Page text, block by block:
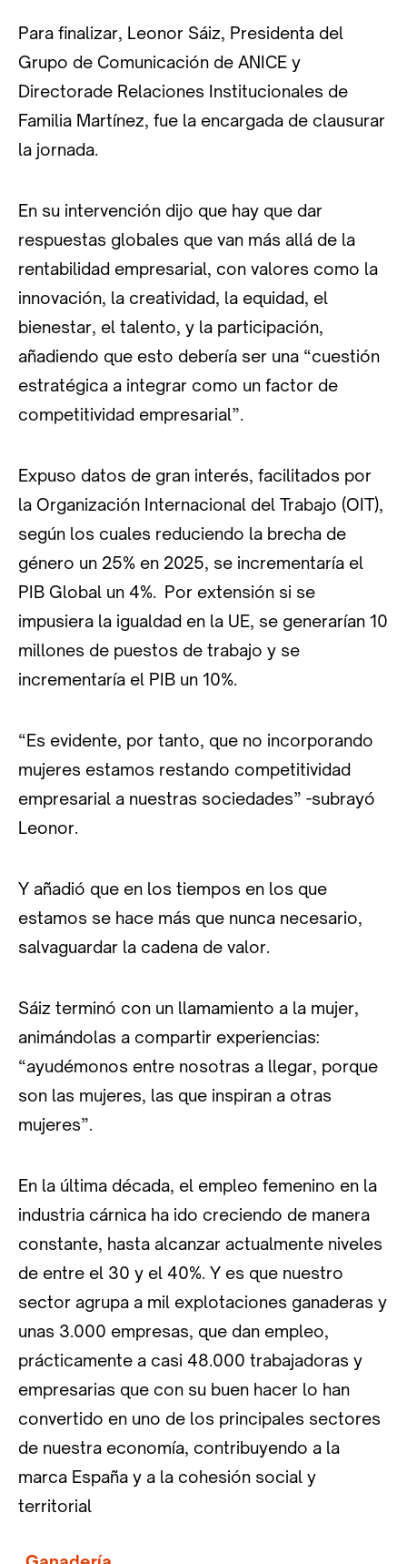
Para finalizar, Leonor Sáiz, Presidenta del
Grupo de Comunicación de ANICE y
Directorade Relaciones Institucionales de
Familia Martínez, fue la encargada de clausurar
la jornada.
En su intervención dijo que hay que dar
respuestas globales que van más allá de la
rentabilidad empresarial, con valores como la
innovación, la creatividad, la equidad, el
bienestar, el talento, y la participación,
añadiendo que esto debería ser una “cuestión
estratégica a integrar como un factor de
competitividad empresarial”.
Expuso datos de gran interés, facilitados por
la Organización Internacional del Trabajo (OIT),
según los cuales reduciendo la brecha de
género un 25% en 2025, se incrementaría el
PIB Global un 4%. Por extensión si se
impusiera la igualdad en la UE, se generarían 10
millones de puestos de trabajo y se
incrementaría el PIB un 10%.
“Es evidente, por tanto, que no incorporando
mujeres estamos restando competitividad
empresarial a nuestras sociedades” -subrayó
Leonor.
Y añadió que en los tiempos en los que
estamos se hace más que nunca necesario,
salvaguardar la cadena de valor.
Sáiz terminó con un llamamiento a la mujer,
animándolas a compartir experiencias:
“ayudémonos entre nosotras a llegar, porque
son las mujeres, las que inspiran a otras
mujeres”.
En la última década, el empleo femenino en la
industria cárnica ha ido creciendo de manera
constante, hasta alcanzar actualmente niveles
de entre el 30 y el 40%. Y es que nuestro
sector agrupa a mil explotaciones ganaderas y
unas 3.000 empresas, que dan empleo,
prácticamente a casi 48.000 trabajadoras y
empresarias que con su buen hacer lo han
convertido en uno de los principales sectores
de nuestra economía, contribuyendo a la
marca España y a la cohesión social y
territorial